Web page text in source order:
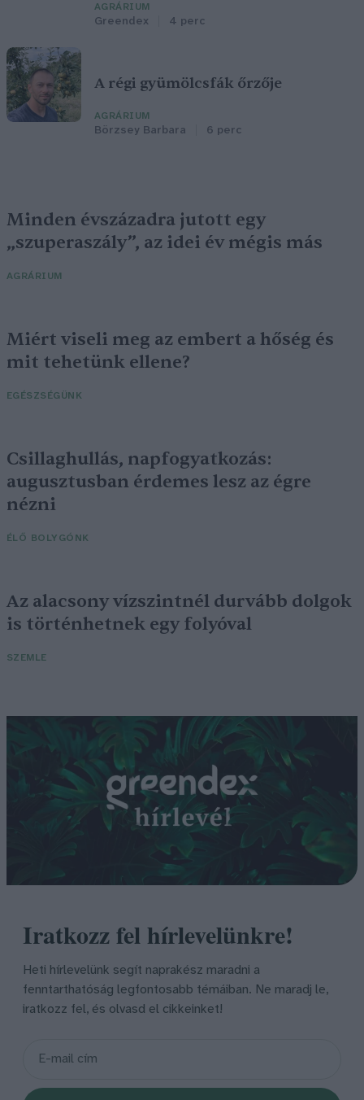
AGRÁRIUM
Greendex 4 perc
A régi gyümölcsfák őrzője
AGRÁRIUM
Börzsey Barbara 6 perc
Minden évszázadra jutott egy
„szuperaszály”, az idei év mégis más
AGRÁRIUM
Miért viseli meg az embert a hőség és
mit tehetünk ellene?
EGÉSZSÉGÜNK
Csillaghullás, napfogyatkozás:
augusztusban érdemes lesz az égre
nézni
ÉLŐ BOLYGÓNK
Az alacsony vízszintnél durvább dolgok
is történhetnek egy folyóval
SZEMLE
Iratkozz fel hírlevelünkre!
Heti hírlevelünk segít naprakész maradni a
fenntarthatóság legfontosabb témáiban. Ne maradj le,
iratkozz fel, és olvasd el cikkeinket!